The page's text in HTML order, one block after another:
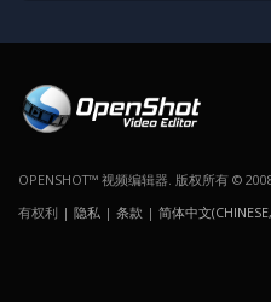
OPENSHOT™ 视频编辑器. 版权所有 ©
有权利 | 隐私 | 条款 | 简体中文